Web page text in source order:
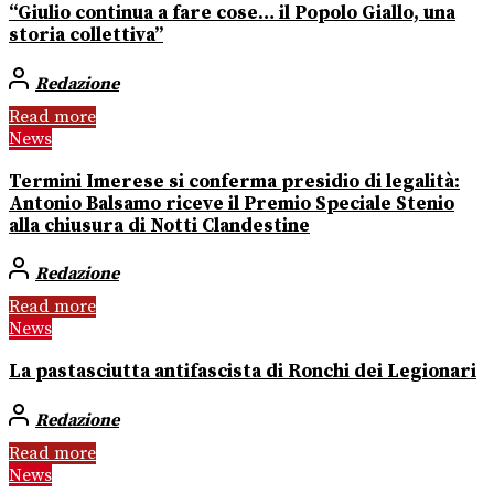
“Giulio continua a fare cose… il Popolo Giallo, una
storia collettiva”
Redazione
Read more
News
Termini Imerese si conferma presidio di legalità:
Antonio Balsamo riceve il Premio Speciale Stenio
alla chiusura di Notti Clandestine
Redazione
Read more
News
La pastasciutta antifascista di Ronchi dei Legionari
Redazione
Read more
News